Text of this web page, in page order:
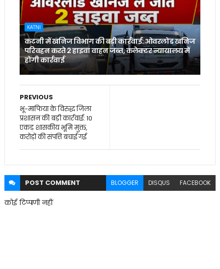
KATNI
कटनी में खनिज विभाग की बड़ी कार्रवाई: ओवरलोड खनिज
परिवहन करते 2 हाइवा वाहन जब्त, कलेक्टर न्यायालय में
होगी कार्रवाई
PREVIOUS
भू-माफिया के विरुद्ध जिला
प्रशासन की बड़ी कार्रवाई: 10
एकड़ शासकीय भूमि मुक्त,
करोड़ों की संपत्ति बचाई गई
POST COMMENT BLOGGER DISQUS FACEBOOK
कोई टिप्पणी नहीं